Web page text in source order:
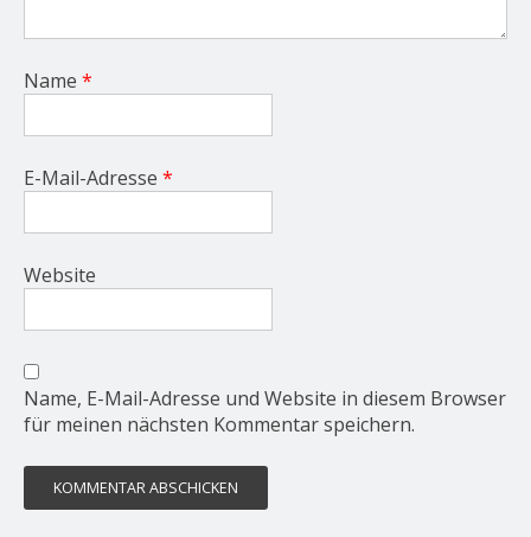
Name *
E-Mail-Adresse *
Website
Name, E-Mail-Adresse und Website in diesem Browser
für meinen nächsten Kommentar speichern.